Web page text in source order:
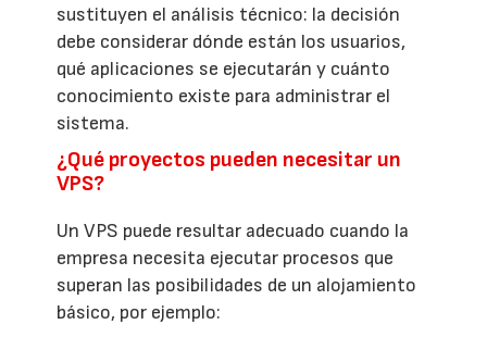
sustituyen el análisis técnico: la decisión
debe considerar dónde están los usuarios,
qué aplicaciones se ejecutarán y cuánto
conocimiento existe para administrar el
sistema.
¿Qué proyectos pueden necesitar un
VPS?
Un VPS puede resultar adecuado cuando la
empresa necesita ejecutar procesos que
superan las posibilidades de un alojamiento
básico, por ejemplo: